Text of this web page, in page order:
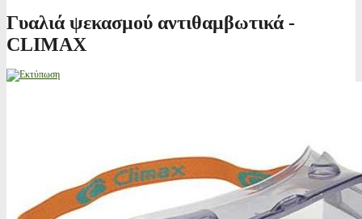
Γυαλιά ψεκασμού αντιθαμβωτικά -
CLIMAX